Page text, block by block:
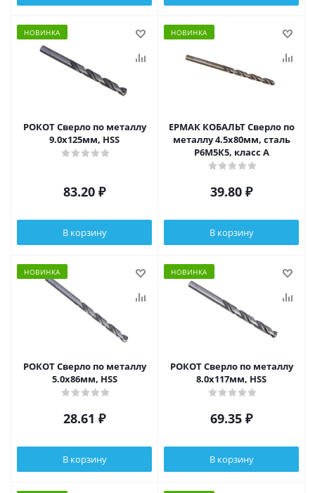
НОВИНКА
РОКОТ Сверло по металлу
9.0х125мм, HSS
83.20 ₽
В корзину
НОВИНКА
ЕРМАК КОБАЛЬТ Сверло по
металлу 4.5х80мм, сталь
Р6М5К5, класс А
39.80 ₽
В корзину
НОВИНКА
РОКОТ Сверло по металлу
5.0х86мм, HSS
28.61 ₽
В корзину
НОВИНКА
РОКОТ Сверло по металлу
8.0х117мм, HSS
69.35 ₽
В корзину